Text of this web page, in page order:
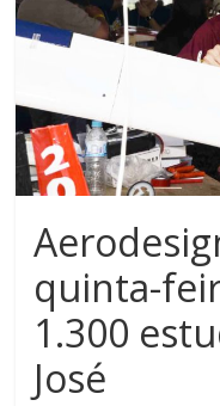
quinta-
1.300
José